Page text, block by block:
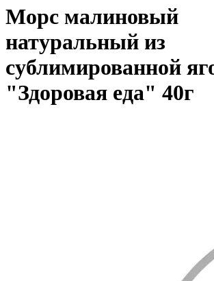
Морс малиновый
натуральный из
сублимированной
"Здоровая еда" 40г